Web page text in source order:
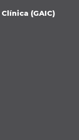
(GAIC)